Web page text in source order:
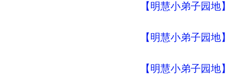
【明慧小弟子园
【明慧小弟子园
【明慧小弟子园